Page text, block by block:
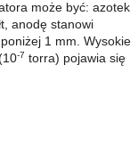
może być: azotek
anodę stanowi
1 mm. Wysokie
-7 torra) pojawia się